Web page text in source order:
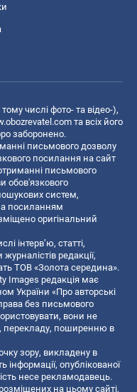
числі фото- та відео-),
та всіх його
заборонено.
письмового дозволу
посилання на сайт
письмового
обов'язкового
систем,
посиланням
оригінальний
інтерв’ю, статті,
редакції,
ТОВ «Золота середина».
Images редакція має
України «Про авторські
без письмового
вони не
перекладу, поширенню в
зору, викладену в
інформації, опублікованої
несе рекламодавець.
на цьому сайті,